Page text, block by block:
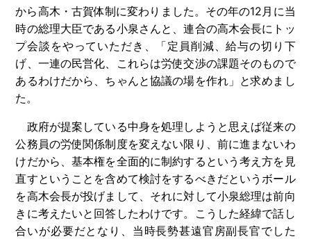
から高木・古賀体制に変わりました。その年の12月に当
時の総理大臣である小泉さんと、連合の高木会長にトッ
プ会談をやっていただき、「定員削減、給与の切り下
げ、一連の民営化、これらは労使交渉の課題そのもので
あるわけだから、ちゃんと協議の場を作れ」と求めまし
た。
政府が提案している中身を処理しようと思えば従来の
公務員の労使関係制度を変えない限り、前に進まないわ
けだから、基本権を全面的に制約するという考え方を見
直すということを含めて検討をするべきだというボール
を高木会長が投げまして、それに対して小泉総理は前向
きに考えたいと回答したわけです。こうした経緯で話し
合いが必要だとなり、当時長勢甚遠官房副長官でした